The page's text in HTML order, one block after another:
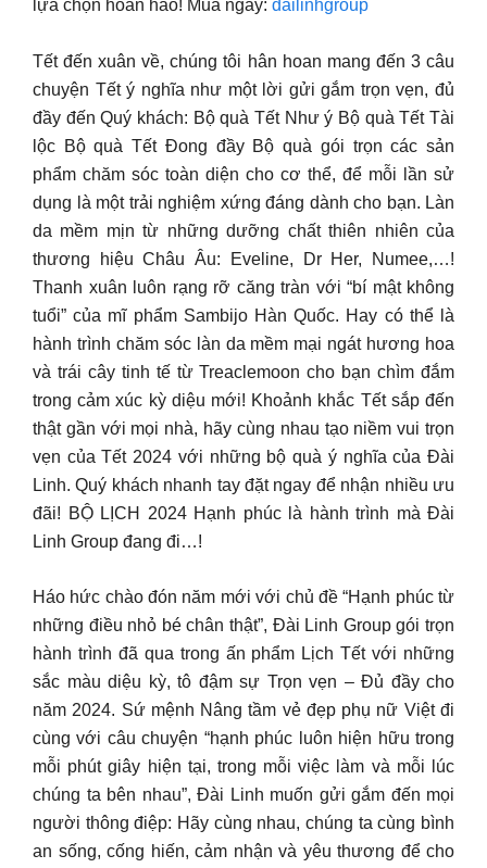
lựa chọn hoàn hảo! Mua ngay: dailinhgroup
Tết đến xuân về, chúng tôi hân hoan mang đến 3 câu
chuyện Tết ý nghĩa như một lời gửi gắm trọn vẹn, đủ
đầy đến Quý khách: Bộ quà Tết Như ý Bộ quà Tết Tài
lộc Bộ quà Tết Đong đầy Bộ quà gói trọn các sản
phẩm chăm sóc toàn diện cho cơ thể, để mỗi lần sử
dụng là một trải nghiệm xứng đáng dành cho bạn. Làn
da mềm mịn từ những dưỡng chất thiên nhiên của
thương hiệu Châu Âu: Eveline, Dr Her, Numee,…!
Thanh xuân luôn rạng rỡ căng tràn với “bí mật không
tuổi” của mĩ phẩm Sambijo Hàn Quốc. Hay có thể là
hành trình chăm sóc làn da mềm mại ngát hương hoa
và trái cây tinh tế từ Treaclemoon cho bạn chìm đắm
trong cảm xúc kỳ diệu mới! Khoảnh khắc Tết sắp đến
thật gần với mọi nhà, hãy cùng nhau tạo niềm vui trọn
vẹn của Tết 2024 với những bộ quà ý nghĩa của Đài
Linh. Quý khách nhanh tay đặt ngay để nhận nhiều ưu
đãi! BỘ LỊCH 2024 Hạnh phúc là hành trình mà Đài
Linh Group đang đi…!
Háo hức chào đón năm mới với chủ đề “Hạnh phúc từ
những điều nhỏ bé chân thật”, Đài Linh Group gói trọn
hành trình đã qua trong ấn phẩm Lịch Tết với những
sắc màu diệu kỳ, tô đậm sự Trọn vẹn – Đủ đầy cho
năm 2024. Sứ mệnh Nâng tầm vẻ đẹp phụ nữ Việt đi
cùng với câu chuyện “hạnh phúc luôn hiện hữu trong
mỗi phút giây hiện tại, trong mỗi việc làm và mỗi lúc
chúng ta bên nhau”, Đài Linh muốn gửi gắm đến mọi
người thông điệp: Hãy cùng nhau, chúng ta cùng bình
an sống, cống hiến, cảm nhận và yêu thương để cho